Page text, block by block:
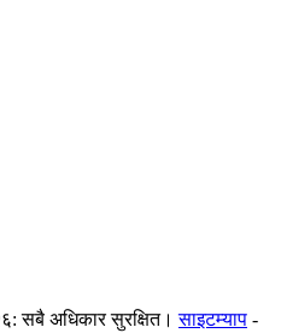
सबै अधिकार सुरक्षित। साइटम्याप -